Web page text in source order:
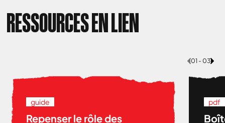
RESSOURCES EN LIEN
01 - 03
guide
Repenser le rôle des
pdf